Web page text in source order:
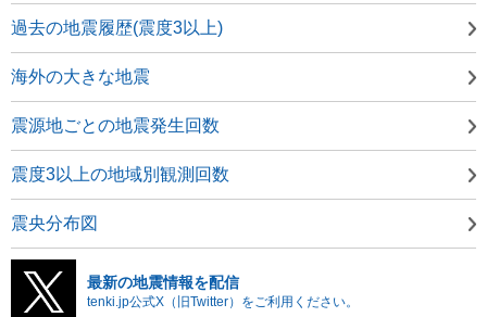
過去の地震履歴(震度3以上)
海外の大きな地震
震源地ごとの地震発生回数
震度3以上の地域別観測回数
震央分布図
最新の地震情報を配信
tenki.jp公式X（旧Twitter）をご利用ください。